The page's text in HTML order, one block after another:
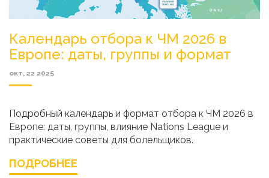
Календарь отбора к ЧМ 2026 в
Европе: даты, группы и формат
окт, 22 2025
Подробный календарь и формат отбора к ЧМ 2026 в
Европе: даты, группы, влияние Nations League и
практические советы для болельщиков.
ПОДРОБНЕЕ